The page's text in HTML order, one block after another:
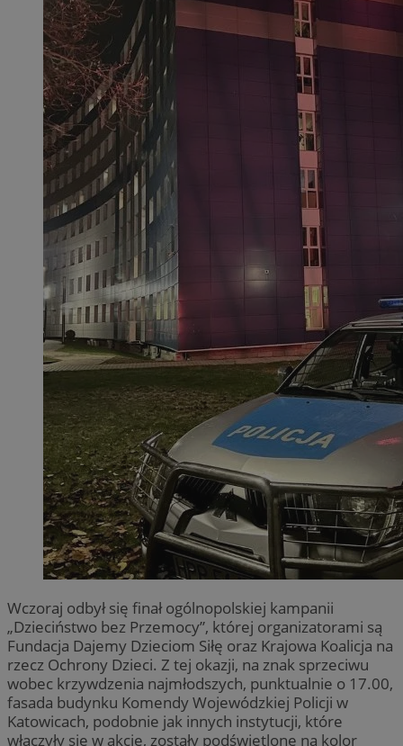
Wczoraj odbył się finał ogólnopolskiej kampanii
„Dzieciństwo bez Przemocy”, której organizatorami są
Fundacja Dajemy Dzieciom Siłę oraz Krajowa Koalicja na
rzecz Ochrony Dzieci. Z tej okazji, na znak sprzeciwu
wobec krzywdzenia najmłodszych, punktualnie o 17.00,
fasada budynku Komendy Wojewódzkiej Policji w
Katowicach, podobnie jak innych instytucji, które
włączyły się w akcję, zostały podświetlone na kolor